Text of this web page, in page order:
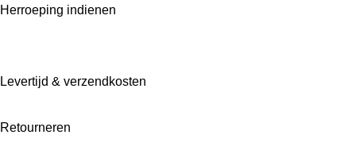
Herroeping indienen
Levertijd & verzendkosten
Retourneren